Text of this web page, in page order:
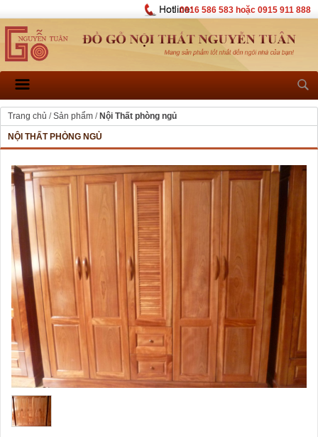
0916 586 583 hoặc 0915 911 888
Trang chủ /Sản phẩm / Nội Thất phòng ngủ
NỘI THẤT PHÒNG NGỦ